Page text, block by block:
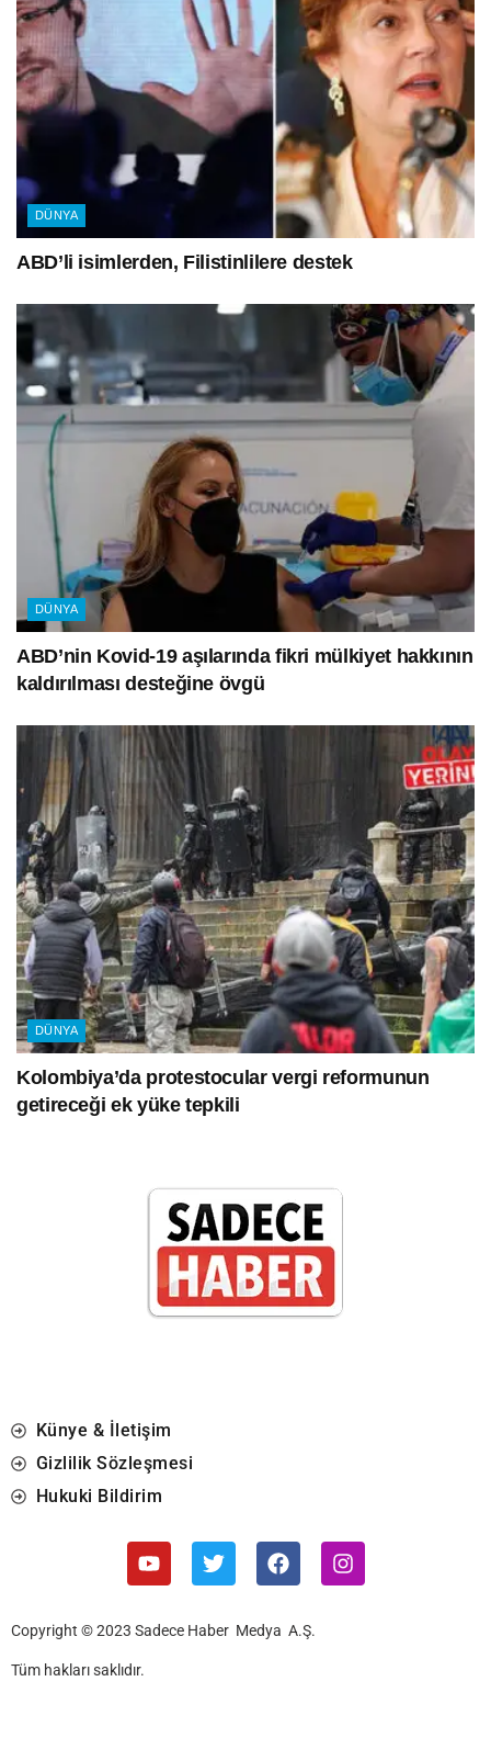
DÜNYA
ABD’li isimlerden, Filistinlilere destek
DÜNYA
ABD’nin Kovid-19 aşılarında fikri mülkiyet hakkının
kaldırılması desteğine övgü
DÜNYA
Kolombiya’da protestocular vergi reformunun
getireceği ek yüke tepkili
Künye & İletişim
Gizlilik Sözleşmesi
Hukuki Bildirim
Copyright © 2023 Sadece Haber Medya A.Ş.
Tüm hakları saklıdır.